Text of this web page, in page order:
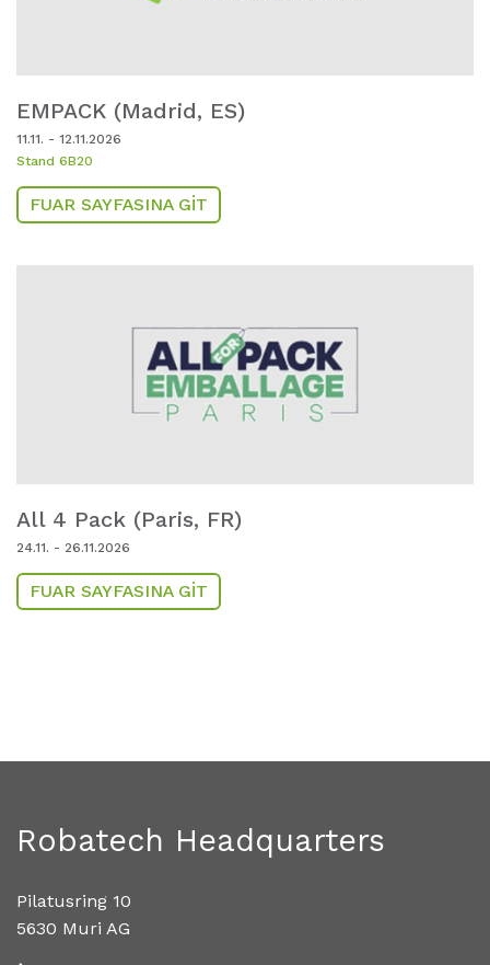
EMPACK (Madrid, ES)
11.11. - 12.11.2026
Stand 6B20
FUAR SAYFASINA GIT
All 4 Pack (Paris, FR)
24.11. - 26.11.2026
FUAR SAYFASINA GIT
Robatech Headquarters
Pilatusring 10
5630 Muri AG